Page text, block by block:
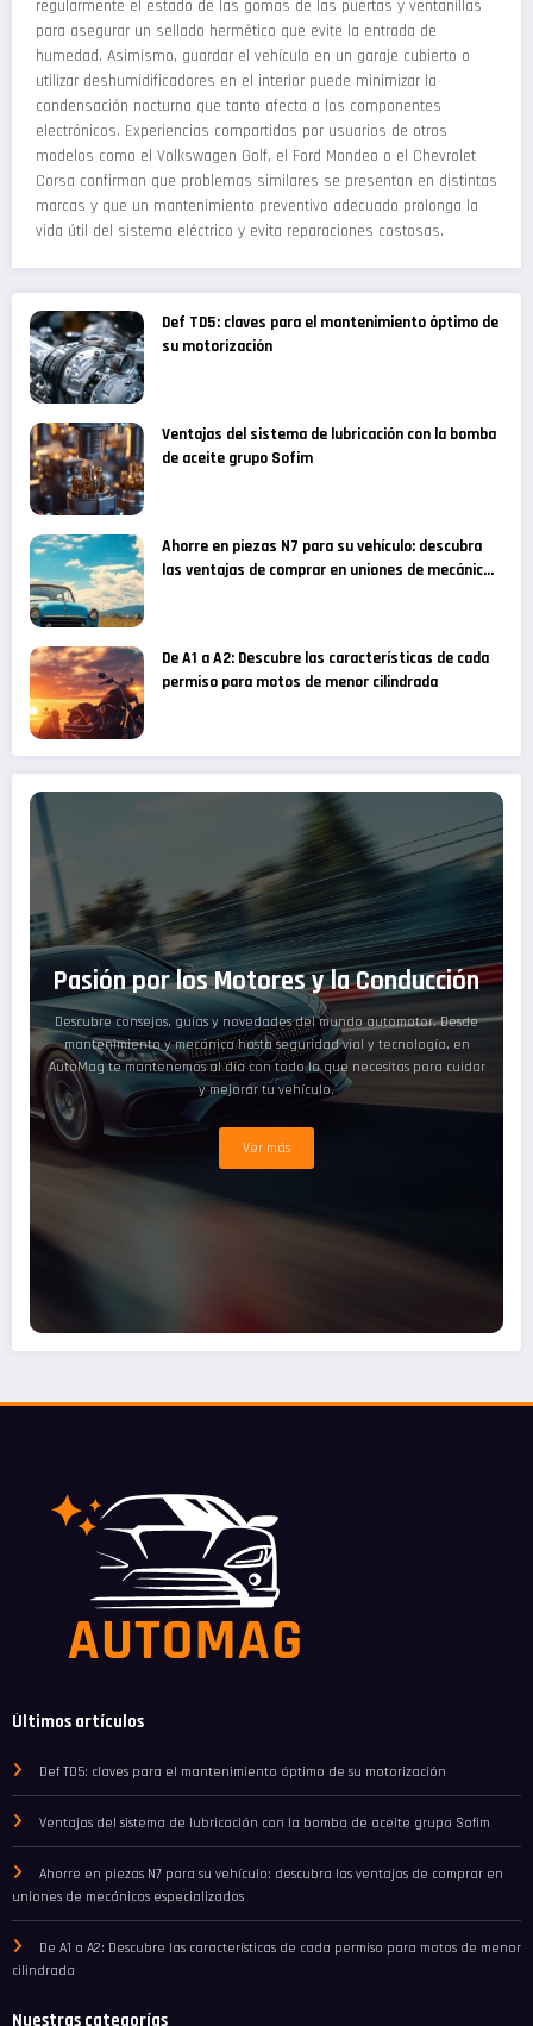
regularmente el estado de las gomas de las puertas y ventanillas
para asegurar un sellado hermético que evite la entrada de
humedad. Asimismo, guardar el vehículo en un garaje cubierto o
utilizar deshumidificadores en el interior puede minimizar la
condensación nocturna que tanto afecta a los componentes
electrónicos. Experiencias compartidas por usuarios de otros
modelos como el Volkswagen Golf, el Ford Mondeo o el Chevrolet
Corsa confirman que problemas similares se presentan en distintas
marcas y que un mantenimiento preventivo adecuado prolonga la
vida útil del sistema eléctrico y evita reparaciones costosas.
Def TD5: claves para el mantenimiento óptimo de
su motorización
Ventajas del sistema de lubricación con la bomba
de aceite grupo Sofim
Ahorre en piezas N7 para su vehículo: descubra
las ventajas de comprar en uniones de mecánicos
De A1 a A2: Descubre las características de cada
permiso para motos de menor cilindrada
Pasión por los Motores y la Conducción
Descubre consejos, guías y novedades del mundo automotor. Desde
mantenimiento y mecánica hasta seguridad vial y tecnología, en
AutoMag te mantenemos al día con todo lo que necesitas para cuidar
y mejorar tu vehículo.
Ver más
Últimos artículos
Def TD5: claves para el mantenimiento óptimo de su motorización
Ventajas del sistema de lubricación con la bomba de aceite grupo Sofim
Ahorre en piezas N7 para su vehículo: descubra las ventajas de comprar en
uniones de mecánicos especializados
De A1 a A2: Descubre las características de cada permiso para motos de menor
cilindrada
Nuestras categorías